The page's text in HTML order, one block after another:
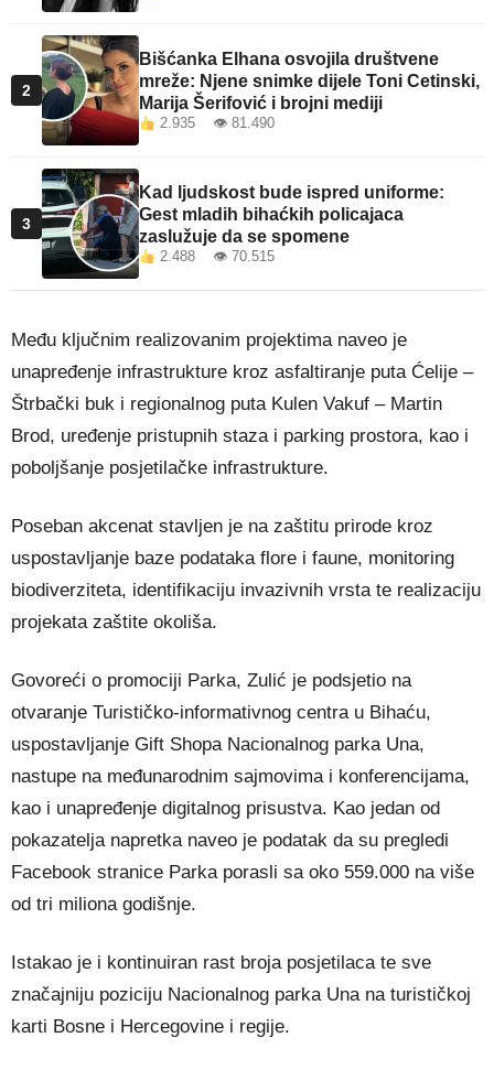
2
Bišćanka Elhana osvojila društvene
mreže: Njene snimke dijele Toni Cetinski,
Marija Šerifović i brojni mediji
2.935 👁 81.490
3
Kad ljudskost bude ispred uniforme:
Gest mladih bihaćkih policajaca
zaslužuje da se spomene
2.488 👁 70.515
Među ključnim realizovanim projektima naveo je
unapređenje infrastrukture kroz asfaltiranje puta Ćelije –
Štrbački buk i regionalnog puta Kulen Vakuf – Martin
Brod, uređenje pristupnih staza i parking prostora, kao i
poboljšanje posjetilačke infrastrukture.
Poseban akcenat stavljen je na zaštitu prirode kroz
uspostavljanje baze podataka flore i faune, monitoring
biodiverziteta, identifikaciju invazivnih vrsta te realizaciju
projekata zaštite okoliša.
Govoreći o promociji Parka, Zulić je podsjetio na
otvaranje Turističko-informativnog centra u Bihaću,
uspostavljanje Gift Shopa Nacionalnog parka Una,
nastupe na međunarodnim sajmovima i konferencijama,
kao i unapređenje digitalnog prisustva. Kao jedan od
pokazatelja napretka naveo je podatak da su pregledi
Facebook stranice Parka porasli sa oko 559.000 na više
od tri miliona godišnje.
Istakao je i kontinuiran rast broja posjetilaca te sve
značajniju poziciju Nacionalnog parka Una na turističkoj
karti Bosne i Hercegovine i regije.